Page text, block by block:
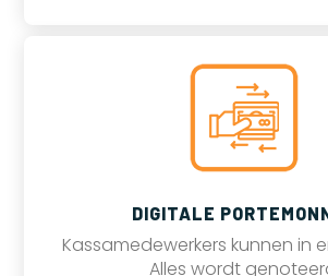
DIGITALE
Kassamedewerkers kunnen in
Alles wordt